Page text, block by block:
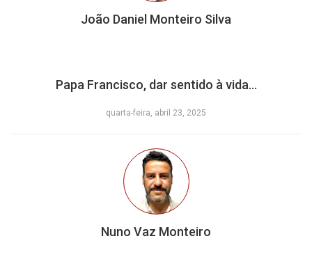
João Daniel Monteiro Silva
Papa Francisco, dar sentido à vida…
quarta-feira, abril 23, 2025
Nuno Vaz Monteiro